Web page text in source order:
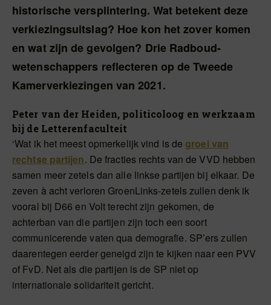
historische versplintering. Wat betekent deze
verkiezingsuitslag? Hoe kon het zover komen
en wat zijn de gevolgen? Drie Radboud-
wetenschappers reflecteren op de Tweede
Kamerverkiezingen van 2021.
Peter van der Heiden, politicoloog en werkzaam
bij de Letterenfaculteit
‘Wat ik het meest opmerkelijk vind is degroei van
rechtse partijen. De fracties rechts van de VVD hebben
samen meer zetels dan alle linkse partijen bij elkaar. De
zeven à acht verloren GroenLinks-zetels zullen denk ik
vooral bij D66 en Volt terecht zijn gekomen, de
achterban van die partijen zijn toch een soort
communicerende vaten qua demografie. SP’ers zullen
daarentegen eerder geneigd zijn te kijken naar een PVV
of FvD. Net als die partijen is de SP niet op
internationale solidariteit gericht.